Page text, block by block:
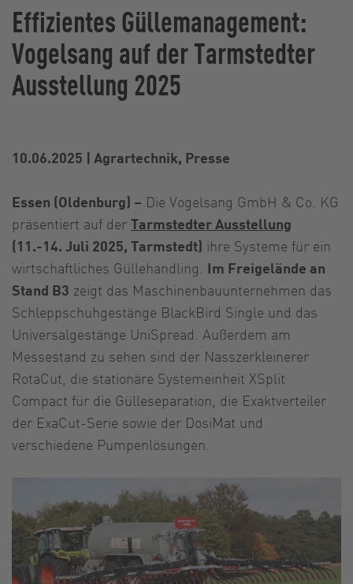
Effizientes Güllemanagement:
Vogelsang auf der Tarmstedter
Ausstellung 2025
10.06.2025 | Agrartechnik, Presse
Essen (Oldenburg) – Die Vogelsang GmbH & Co. KG
präsentiert auf der Tarmstedter Ausstellung
(11.-14. Juli 2025, Tarmstedt) ihre Systeme für ein
wirtschaftliches Güllehandling. Im Freigelände an
Stand B3 zeigt das Maschinenbauunternehmen das
Schleppschuhgestänge BlackBird Single und das
Universalgestänge UniSpread. Außerdem am
Messestand zu sehen sind der Nasszerkleinerer
RotaCut, die stationäre Systemeinheit XSplit
Compact für die Gülleseparation, die Exaktverteiler
der ExaCut-Serie sowie der DosiMat und
verschiedene Pumpenlösungen.